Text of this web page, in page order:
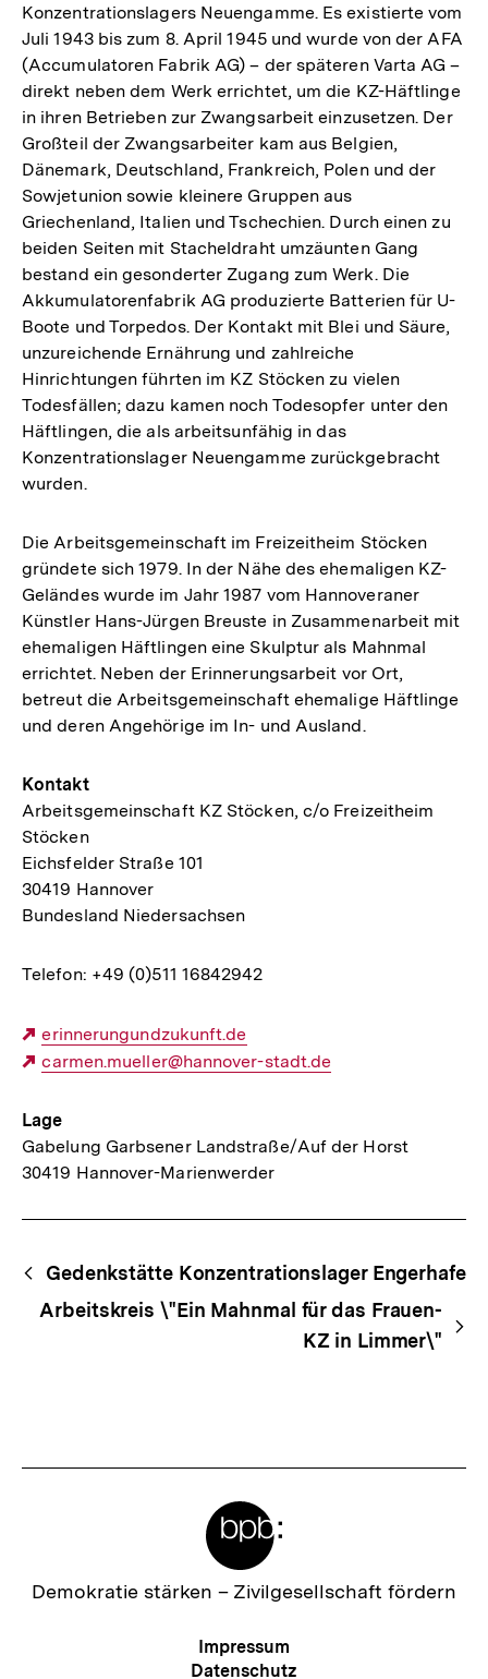
Konzentrationslagers Neuengamme. Es existierte vom
Juli 1943 bis zum 8. April 1945 und wurde von der AFA
(Accumulatoren Fabrik AG) – der späteren Varta AG –
direkt neben dem Werk errichtet, um die KZ-Häftlinge
in ihren Betrieben zur Zwangsarbeit einzusetzen. Der
Großteil der Zwangsarbeiter kam aus Belgien,
Dänemark, Deutschland, Frankreich, Polen und der
Sowjetunion sowie kleinere Gruppen aus
Griechenland, Italien und Tschechien. Durch einen zu
beiden Seiten mit Stacheldraht umzäunten Gang
bestand ein gesonderter Zugang zum Werk. Die
Akkumulatorenfabrik AG produzierte Batterien für U-
Boote und Torpedos. Der Kontakt mit Blei und Säure,
unzureichende Ernährung und zahlreiche
Hinrichtungen führten im KZ Stöcken zu vielen
Todesfällen; dazu kamen noch Todesopfer unter den
Häftlingen, die als arbeitsunfähig in das
Konzentrationslager Neuengamme zurückgebracht
wurden.
Die Arbeitsgemeinschaft im Freizeitheim Stöcken
gründete sich 1979. In der Nähe des ehemaligen KZ-
Geländes wurde im Jahr 1987 vom Hannoveraner
Künstler Hans-Jürgen Breuste in Zusammenarbeit mit
ehemaligen Häftlingen eine Skulptur als Mahnmal
errichtet. Neben der Erinnerungsarbeit vor Ort,
betreut die Arbeitsgemeinschaft ehemalige Häftlinge
und deren Angehörige im In- und Ausland.
Kontakt
Arbeitsgemeinschaft KZ Stöcken, c/o Freizeitheim
Stöcken
Eichsfelder Straße 101
30419 Hannover
Bundesland Niedersachsen
Telefon: +49 (0)511 16842942
Externer
Link:
erinnerungundzukunft.de
Externer
carmen.mueller@hannover-stadt.de
Lage
Gabelung Garbsener Landstraße/Auf der Horst
30419 Hannover-Marienwerder
Begriffsnavigation
Content-
Navigation
Gedenkstätte Konzentrationslager Engerhafe
Arbeitskreis \"Ein Mahnmal für das Frauen-
KZ in Limmer\"
Zur
Demokratie stärken – Zivilgesellschaft fördern
Meta-
Navigation
Impressum
Datenschutz